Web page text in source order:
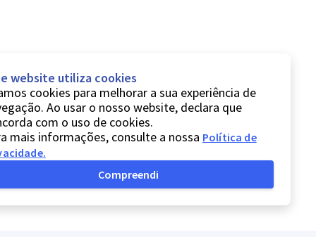
website utiliza cookies
cookies para melhorar a sua experiência de
Ao usar o nosso website, declara que
com o uso de cookies.
mais informações, consulte a nossa Política de
.
Compreendi